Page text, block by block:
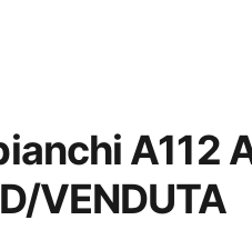
A112
VENDUTA